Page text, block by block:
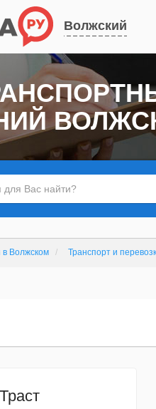
Волжский
в Волжском Транспорт и